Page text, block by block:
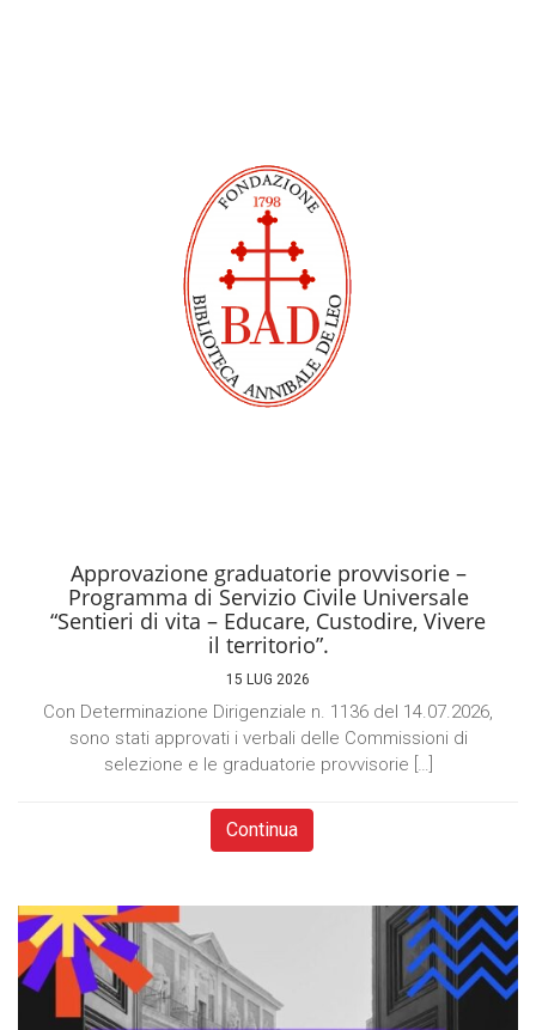
Approvazione graduatorie provvisorie –
Programma di Servizio Civile Universale
“Sentieri di vita – Educare, Custodire, Vivere
il territorio”.
15 LUG 2026
Con Determinazione Dirigenziale n. 1136 del 14.07.2026,
sono stati approvati i verbali delle Commissioni di
selezione e le graduatorie provvisorie […]
Continua